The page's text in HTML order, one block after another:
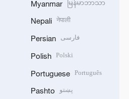
Myanmar မြန်မာဘာသာ
Nepali नेपाली
Persian فارسی
Polish Polski
Portuguese Português
Pashto پښتو